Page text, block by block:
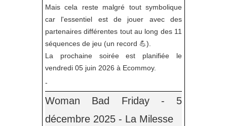
Mais cela reste malgré tout symbolique
car l'essentiel est de jouer avec des
partenaires différentes tout au long des 11
séquences de jeu (un record 💪).
La prochaine soirée est planifiée le
vendredi 05 juin 2026 à Ecommoy.
-
Woman Bad Friday - 5
décembre 2025 - La Milesse